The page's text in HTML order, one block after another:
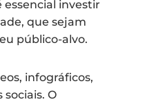
essencial investir
que sejam
público-alvo.
infográficos,
O